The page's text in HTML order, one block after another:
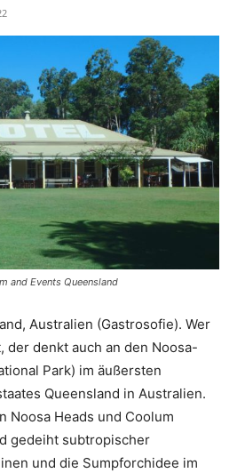
and Events Queensland
Australien (Gastrosofie). Wer
der denkt auch an den Noosa-
Park) im äußersten
Queensland in Australien.
Noosa Heads und Coolum
gedeiht subtropischer
und die Sumpforchidee im